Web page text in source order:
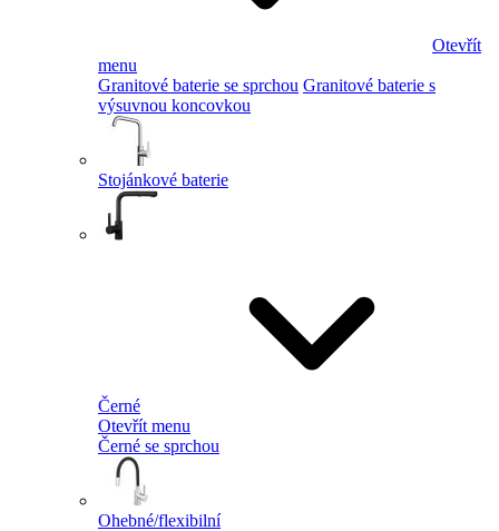
Otevřít
menu
Granitové baterie se sprchou Granitové baterie s
výsuvnou koncovkou
Stojánkové baterie
Černé
Otevřít menu
Černé se sprchou
Ohebné/flexibilní